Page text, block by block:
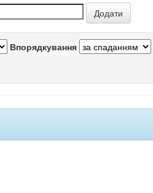
Впорядкування